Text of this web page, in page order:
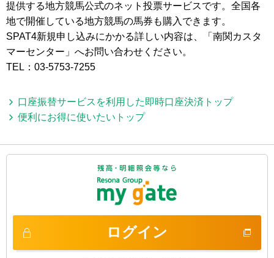
提供する地方競馬公式のネット投票サービスです。全国各
地で開催している地方競馬の馬券も購入できます。
SPAT4新規申し込みにかかる詳しい内容は、「南関カスタ
マーセンター」へお問い合わせください。
TEL：03-5753-7255
口座振替サービスを利用した即時口座決済トップ
便利にお得に使いたいトップ
ログイン